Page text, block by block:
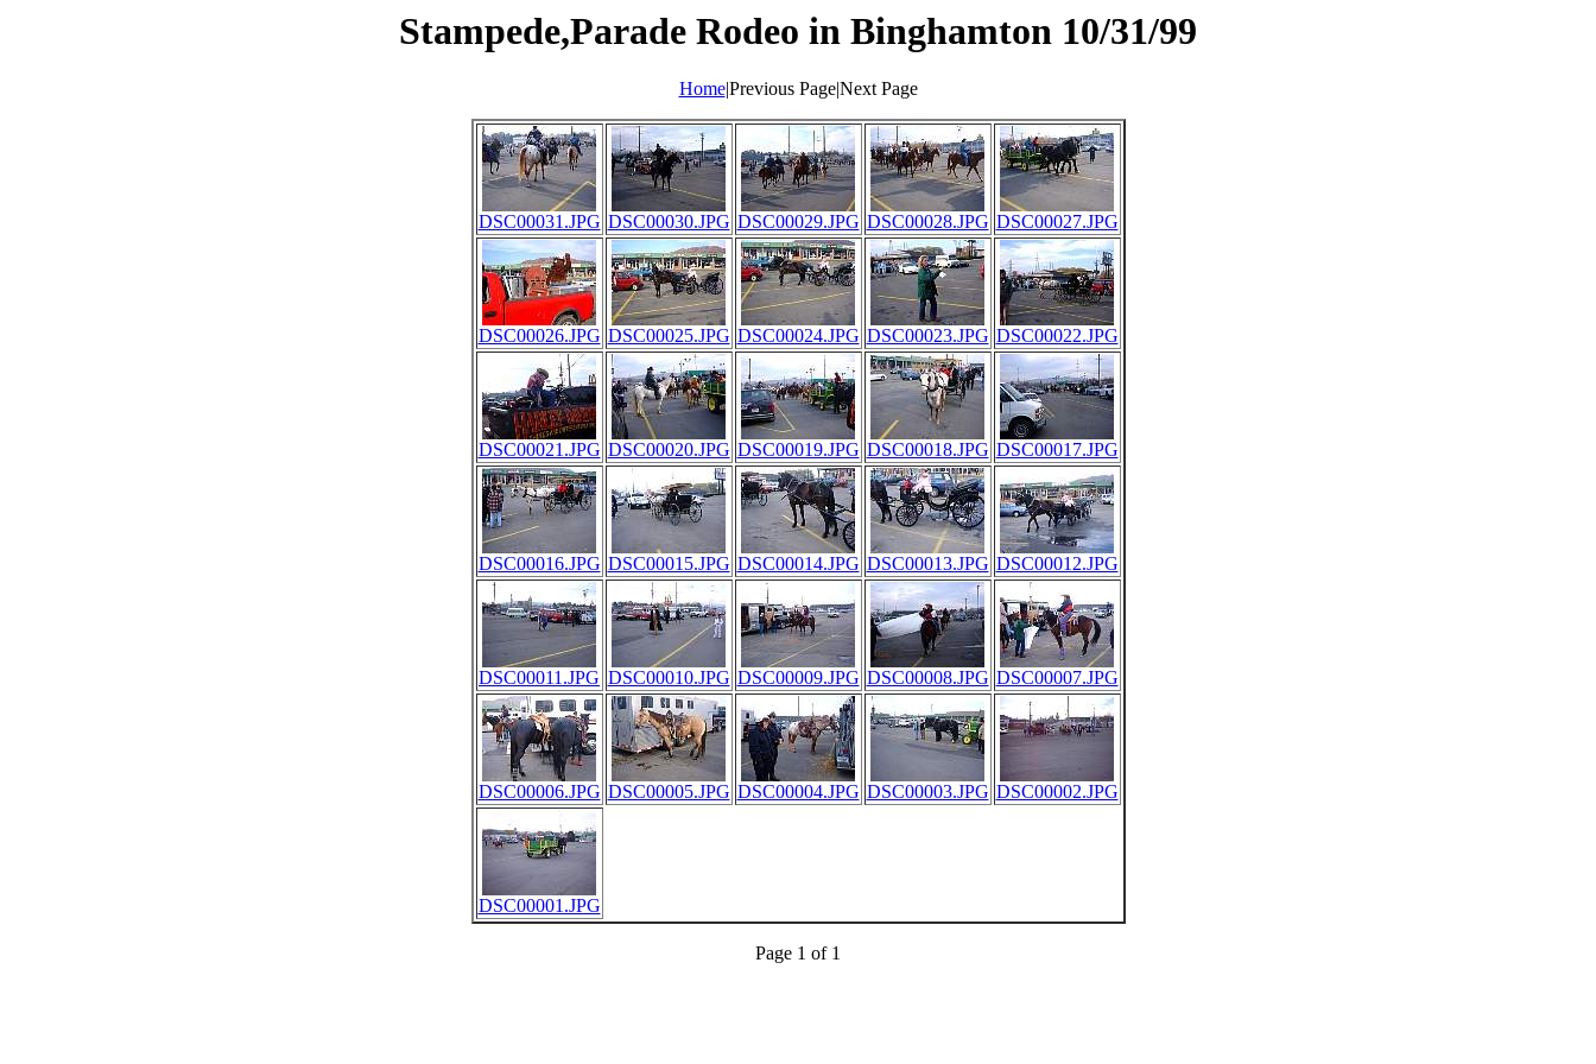
Stampede,Parade Rodeo in Binghamton 10/31/99
Home|Previous Page|Next Page
DSC00031.JPG DSC00030.JPG DSC00029.JPG DSC00028.JPG DSC00027.JPG
DSC00026.JPG DSC00025.JPG DSC00024.JPG DSC00023.JPG DSC00022.JPG
DSC00021.JPG DSC00020.JPG DSC00019.JPG DSC00018.JPG DSC00017.JPG
DSC00016.JPG DSC00015.JPG DSC00014.JPG DSC00013.JPG DSC00012.JPG
DSC00011.JPG DSC00010.JPG DSC00009.JPG DSC00008.JPG DSC00007.JPG
DSC00006.JPG DSC00005.JPG DSC00004.JPG DSC00003.JPG DSC00002.JPG
DSC00001.JPG
Page 1 of 1